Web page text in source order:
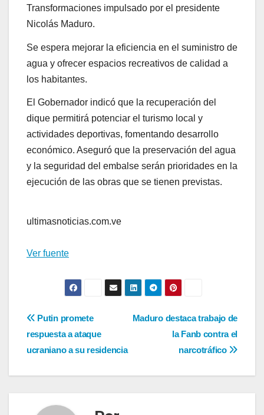
Transformaciones impulsado por el presidente
Nicolás Maduro.
Se espera mejorar la eficiencia en el suministro de
agua y ofrecer espacios recreativos de calidad a
los habitantes.
El Gobernador indicó que la recuperación del
dique permitirá potenciar el turismo local y
actividades deportivas, fomentando desarrollo
económico. Aseguró que la preservación del agua
y la seguridad del embalse serán prioridades en la
ejecución de las obras que se tienen previstas.
ultimasnoticias.com.ve
Ver fuente
Navegación
de
entradas
Maduro destaca trabajo de
la Fanb contra el
narcotráfico
Putin promete
respuesta a ataque
ucraniano a su residencia